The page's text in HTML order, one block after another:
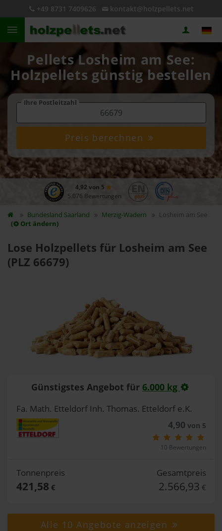
+49 8731 7409626 kontakt@holzpellets.net
Pellets Losheim am See:
Holzpellets günstig bestellen
Ihre Postleitzahl
Preis berechnen
4,92 von 5
5.076 Bewertungen
Bundesland Saarland Merzig-Wadern
Losheim am See
(
Ort ändern)
Lose Holzpellets für Losheim am See
(PLZ 66679)
Günstigstes Angebot für 6.000 kg
Fa. Math. Etteldorf Inh. Thomas. Etteldorf e.K.
4,90 von 5
10 Bewertungen
Tonnenpreis
421,58 €
Gesamtpreis
2.566,93 €
Alle 10 Angebote anzeigen